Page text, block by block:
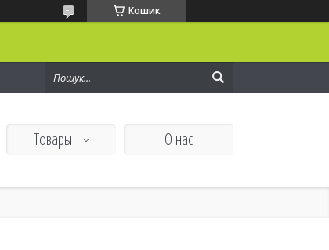
Кошик
Товары О нас